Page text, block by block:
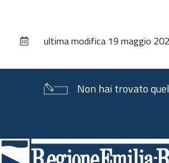
documentoultima modifica 19 maggio
Non hai trovato
di